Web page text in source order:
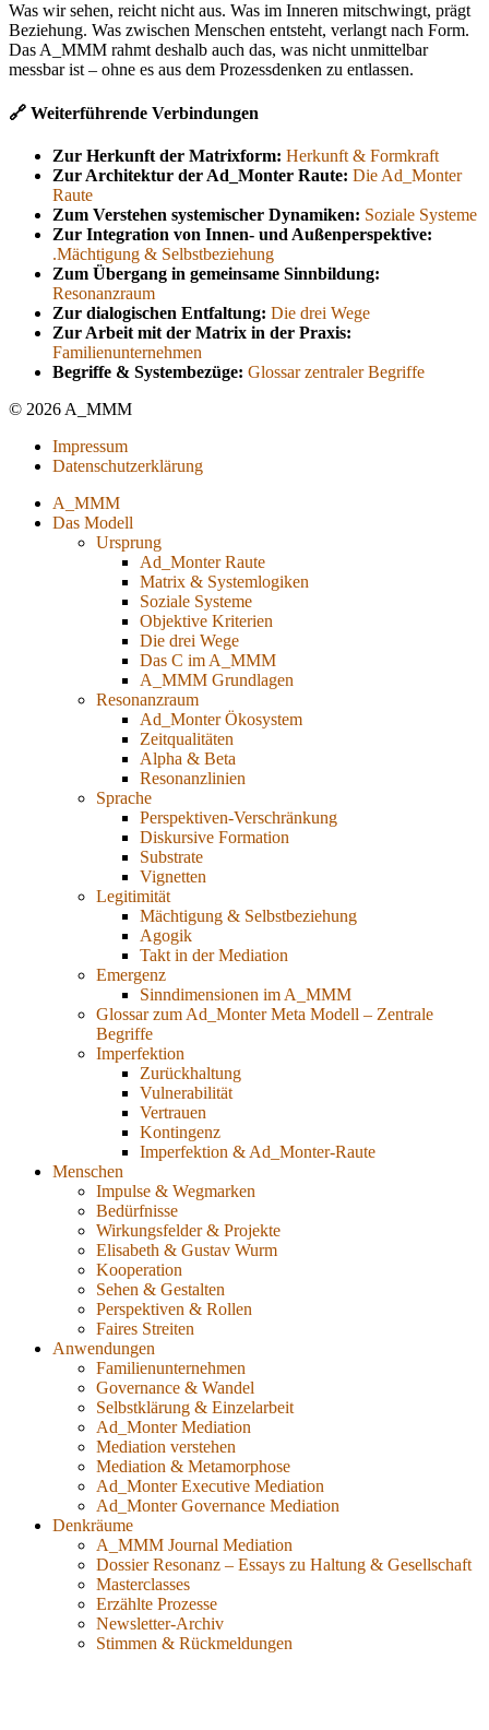
Was wir sehen, reicht nicht aus. Was im Inneren mitschwingt, prägt
Beziehung. Was zwischen Menschen entsteht, verlangt nach Form.
Das A_MMM rahmt deshalb auch das, was nicht unmittelbar
messbar ist – ohne es aus dem Prozessdenken zu entlassen.
🔗 Weiterführende Verbindungen
Zur Herkunft der Matrixform: Herkunft & Formkraft
Zur Architektur der Ad_Monter Raute: Die Ad_Monter
Raute
Zum Verstehen systemischer Dynamiken: Soziale Systeme
Zur Integration von Innen- und Außenperspektive:
.Mächtigung & Selbstbeziehung
Zum Übergang in gemeinsame Sinnbildung:
Resonanzraum
Zur dialogischen Entfaltung: Die drei Wege
Zur Arbeit mit der Matrix in der Praxis:
Familienunternehmen
Begriffe & Systembezüge: Glossar zentraler Begriffe
© 2026 A_MMM
Impressum
Datenschutzerklärung
A_MMM
Das Modell
Ursprung
Ad_Monter Raute
Matrix & Systemlogiken
Soziale Systeme
Objektive Kriterien
Die drei Wege
Das C im A_MMM
A_MMM Grundlagen
Resonanzraum
Ad_Monter Ökosystem
Zeitqualitäten
Alpha & Beta
Resonanzlinien
Sprache
Perspektiven-Verschränkung
Diskursive Formation
Substrate
Vignetten
Legitimität
Mächtigung & Selbstbeziehung
Agogik
Takt in der Mediation
Emergenz
Sinndimensionen im A_MMM
Glossar zum Ad_Monter Meta Modell – Zentrale
Begriffe
Imperfektion
Zurückhaltung
Vulnerabilität
Vertrauen
Kontingenz
Imperfektion & Ad_Monter-Raute
Menschen
Impulse & Wegmarken
Bedürfnisse
Wirkungsfelder & Projekte
Elisabeth & Gustav Wurm
Kooperation
Sehen & Gestalten
Perspektiven & Rollen
Faires Streiten
Anwendungen
Familienunternehmen
Governance & Wandel
Selbstklärung & Einzelarbeit
Ad_Monter Mediation
Mediation verstehen
Mediation & Metamorphose
Ad_Monter Executive Mediation
Ad_Monter Governance Mediation
Denkräume
A_MMM Journal Mediation
Dossier Resonanz – Essays zu Haltung & Gesellschaft
Masterclasses
Erzählte Prozesse
Newsletter-Archiv
Stimmen & Rückmeldungen